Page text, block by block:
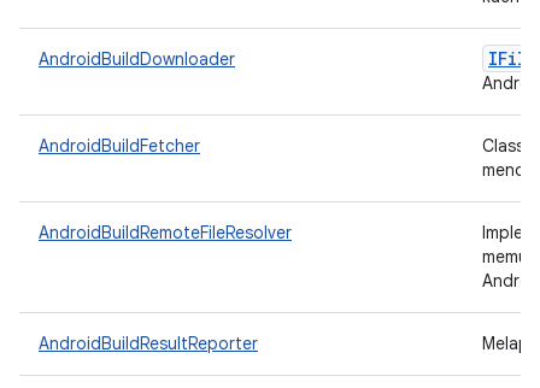
AndroidBuildDownloader IFile
AndroidBuildFetcher
Class
AndroidBuildRemoteFileResolver
AndroidBuildResultReporter